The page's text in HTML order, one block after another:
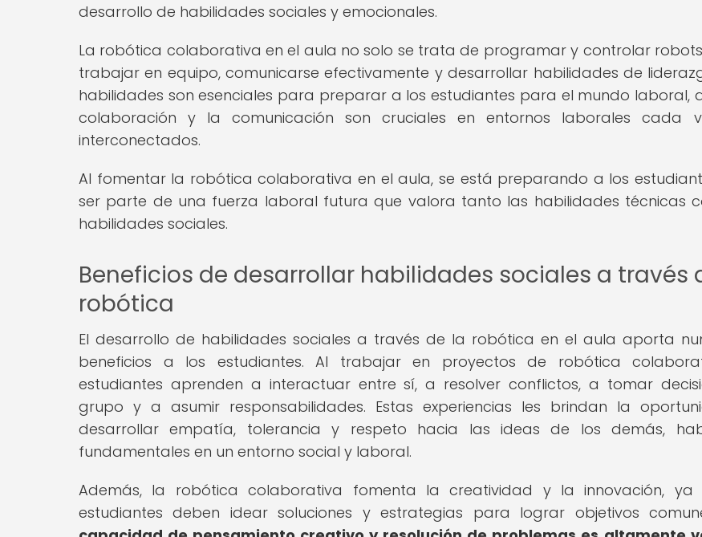
desarrollo de habilidades sociales y emocionales.
La robótica colaborativa en el aula no solo se trata de programar y controlar
trabajar en equipo, comunicarse efectivamente y desarrollar habilidades de
habilidades son esenciales para preparar a los estudiantes para el mundo laboral,
colaboración y la comunicación son cruciales en entornos laborales cada
interconectados.
Al fomentar la robótica colaborativa en el aula, se está preparando a los
ser parte de una fuerza laboral futura que valora tanto las habilidades técnicas
habilidades sociales.
Beneficios de desarrollar habilidades sociales a través
robótica
El desarrollo de habilidades sociales a través de la robótica en el aula aporta
beneficios a los estudiantes. Al trabajar en proyectos de robótica
estudiantes aprenden a interactuar entre sí, a resolver conflictos, a tomar
grupo y a asumir responsabilidades. Estas experiencias les brindan la
desarrollar empatía, tolerancia y respeto hacia las ideas de los demás,
fundamentales en un entorno social y laboral.
Además, la robótica colaborativa fomenta la creatividad y la innovación, ya
estudiantes deben idear soluciones y estrategias para lograr objetivos